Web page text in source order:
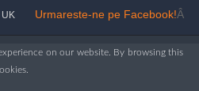
Urmareste-ne pe Facebook!Â
on our website. By browsing this